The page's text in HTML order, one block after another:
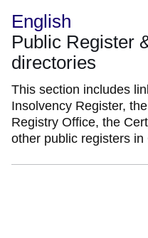
English
Public Register
directories
This section includes
Insolvency Register,
Registry Office, the
other public registers in